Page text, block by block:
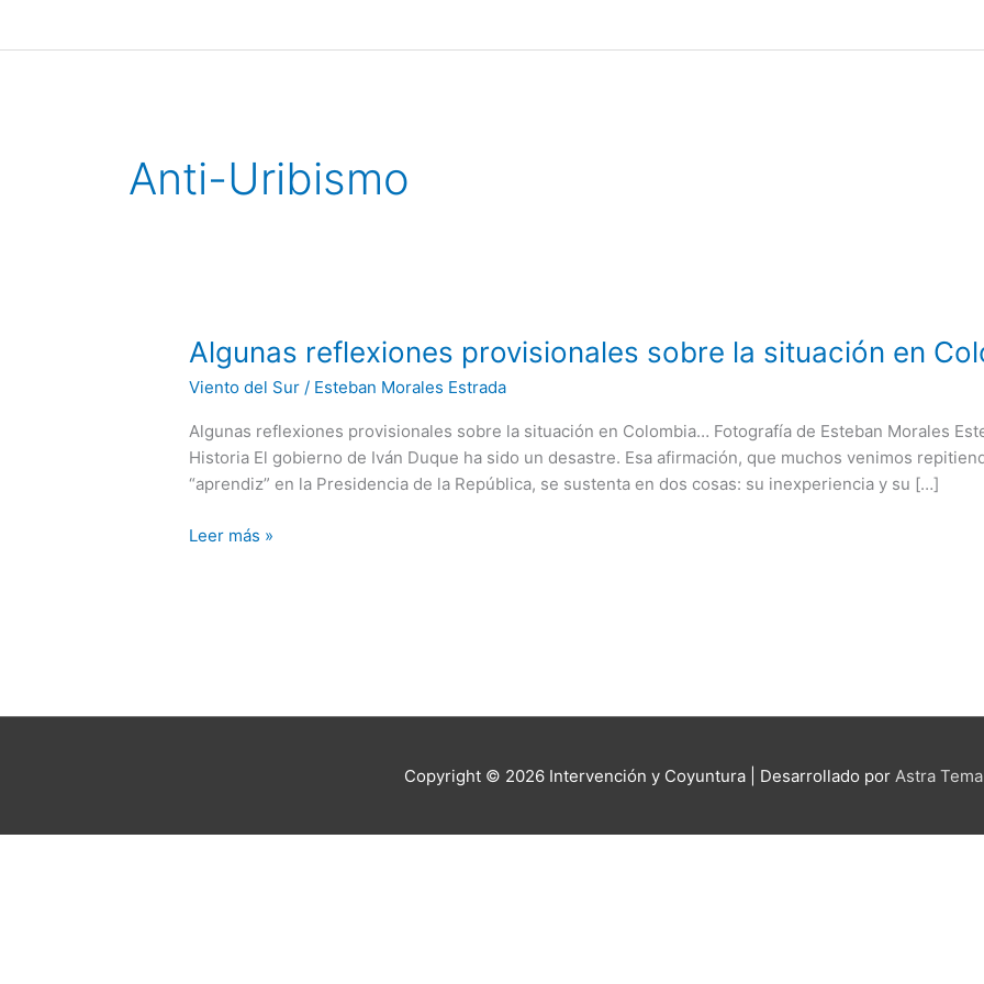
Anti-Uribismo
Algunas reflexiones provisionales sobre la situación en
Viento del Sur / Esteban Morales Estrada
Algunas reflexiones provisionales sobre la situación en Colombia… Fotografía de Esteban Morales
Historia El gobierno de Iván Duque ha sido un desastre. Esa afirmación, que muchos venimos
“aprendiz” en la Presidencia de la República, se sustenta en dos cosas: su inexperiencia y su […]
Algunas
reflexiones
provisionales
sobre
la
situación
Colombia…
Leer más »
Copyright © 2026 Intervención y Coyuntura| Desarrollado por Astra